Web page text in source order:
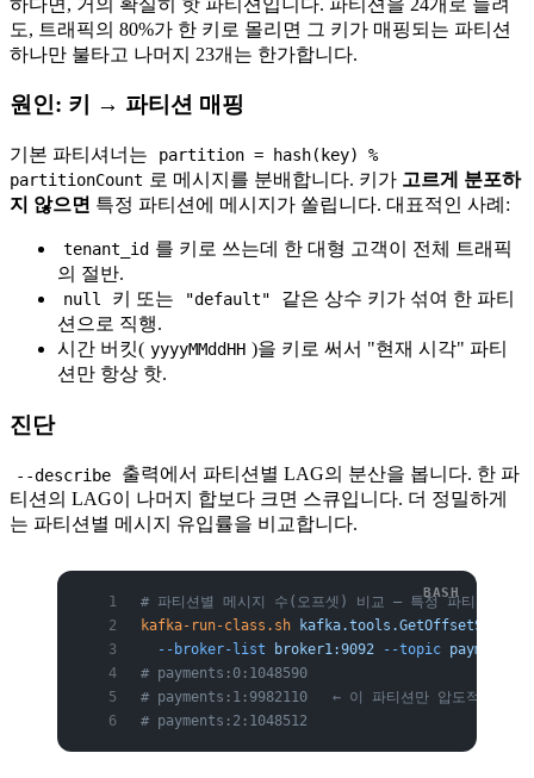
도, 트래픽의 80%가 한 키로 몰리면 그 키가 매핑되는 파티션
하나만 불타고 나머지 23개는 한가합니다.
원인: 키 → 파티션 매핑
기본 파티셔너는
partition = hash(key) %
partitionCount 로 메시지를 분배합니다. 키가 고르게 분포하
지 않으면 특정 파티션에 메시지가 쏠립니다. 대표적인 사례:
tenant_id 를 키로 쓰는데 한 대형 고객이 전체 트래픽
의 절반.
null 키 또는 "default"
같은 상수 키가 섞여 한 파티
션으로 직행.
시간 버킷( yyyyMMddHH )을 키로 써서 "현재 시각" 파티
션만 항상 핫.
진단
--describe
출력에서 파티션별 LAG의 분산을 봅니다. 한 파
티션의 LAG이 나머지 합보다 크면 스큐입니다. 더 정밀하게
는 파티션별 메시지 유입률을 비교합니다.
# 파티션별 메시지 수(오프셋) 비교 — 특정 파티션만 빠
kafka-run-class.sh kafka.tools.GetOffsetShell
  --broker-list
broker1:9092 --topic payments
# payments:0:1048590
# payments:1:9982110   ← 이 파티션만 압도적으로 많
# payments:2:1048512